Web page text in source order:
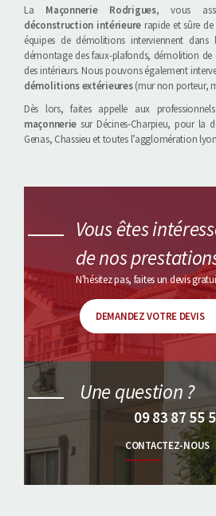
La Maçonnerie Rodrigues, vous
déconstruction intérieurerapide et sûre
équipes de démolitions interviennent
démontage des faux-plafonds, démolition
des intérieurs. Nous pouvons également
démolitions extérieures(mur non porteur,
Dès lors, faites appelle aux
maçonnerie sur Décines-Charpieu, pour la
Genas, Chassieu et toutes l’agglomération
Vous êtes
de nos
N'hésitez pas, faites un devis
DEMANDEZ VOTRE DEVIS
Une question ?
09 83 87 55
CONTACTEZ-NOUS